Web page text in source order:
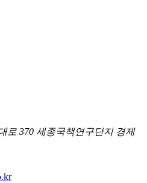
로 370 세종국책연구단지 경제